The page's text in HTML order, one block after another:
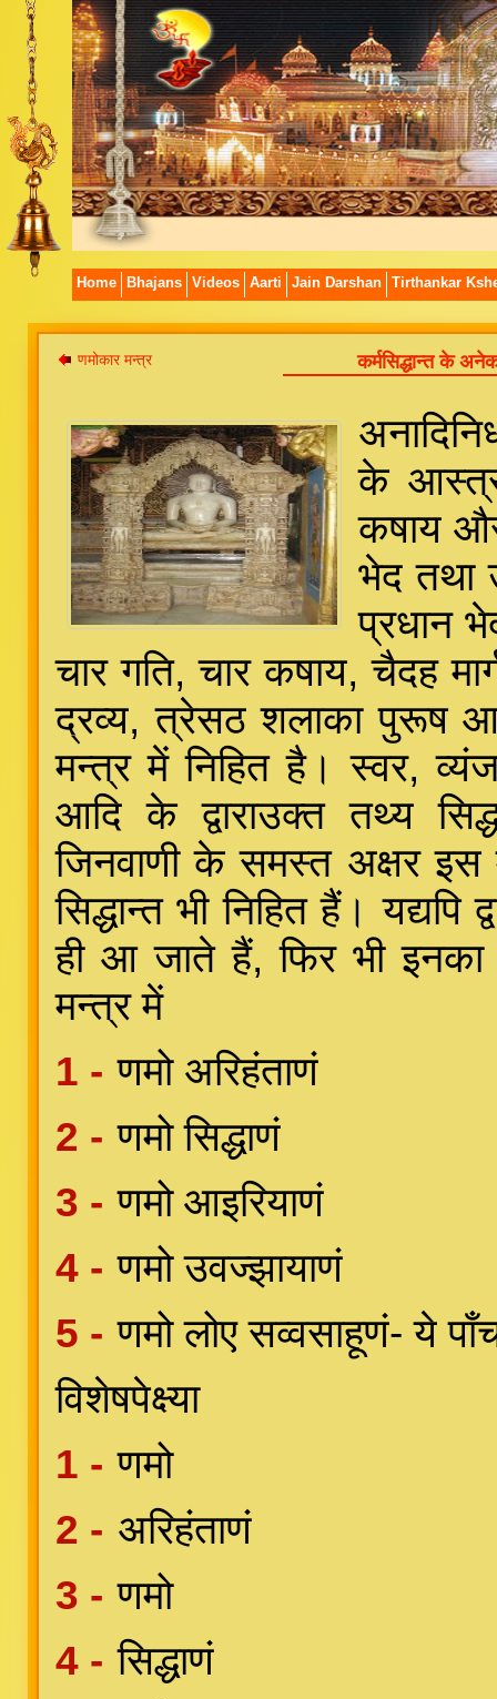
Home Bhajans Videos Aarti Jain Darshan Tirthankar
णमोकार मन्त्र कर्मसिद्धान्त के
के
कषाय
भेद तथा
प्रधान
चार गति, चार कषाय, चैदह
द्रव्य, त्रेसठ शलाका पुरूष
मन्त्र में निहित है। स्वर,
आदि के द्वाराउक्त तथ्य
जिनवाणी के समस्त अक्षर इस
सिद्धान्त भी निहित हैं।
ही आ जाते हैं, फिर भी
मन्त्र में
1 - णमो अरिहंताणं
2 - णमो सिद्धाणं
3 - णमो आइरियाणं
4 - णमो उवज्झायाणं
5 - णमो लोए सव्वसाहूणं- ये
विशेषपेक्ष्या
1 - णमो
2 - अरिहंताणं
3 - णमो
4 - सिद्धाणं